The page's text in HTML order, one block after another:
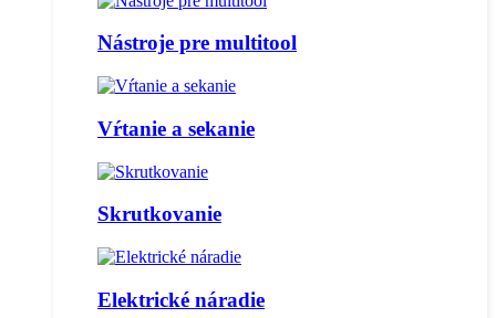
Nástroje pre multitool
Vŕtanie a sekanie
Skrutkovanie
Elektrické náradie